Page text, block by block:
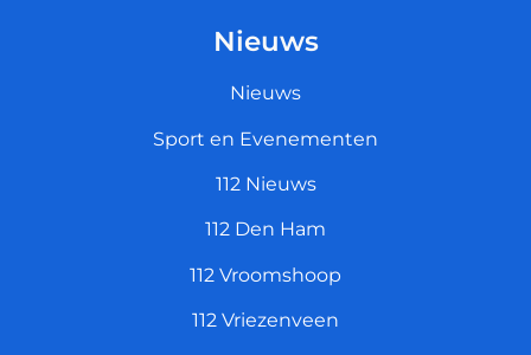
Nieuws
Nieuws
Sport en Evenementen
112 Nieuws
112 Den Ham
112 Vroomshoop
112 Vriezenveen